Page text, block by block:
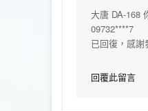
大唐 DA-168
09732****7
已回復，感謝
回覆此留言